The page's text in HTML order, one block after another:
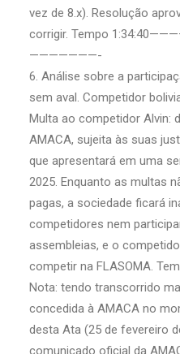
vez de 8.x). Resolução
corrigir. Tempo
———————-
6. Análise sobre a
sem aval. Competidor
Multa ao competidor Alvin:
AMACA, sujeita às suas
que apresentará em uma
2025. Enquanto as multas
pagas, a sociedade ficará
competidores nem
assembleias, e o
competir na FLASOMA.
Nota: tendo transcorrido
concedida à AMACA no
desta Ata (25 de fevereiro
comunicado oficial da